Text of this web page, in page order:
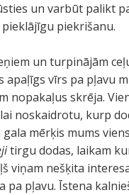
un varbūt palikt
piekrišanu.
un turpinājām
apaļīgs vīrs pa pļavu
nopakaļus skrēja.
noskaidrotu, kurp
gala mērķis mums
tirgu dodas, laikam
viņam nešķita
pa pļavu. Īstena